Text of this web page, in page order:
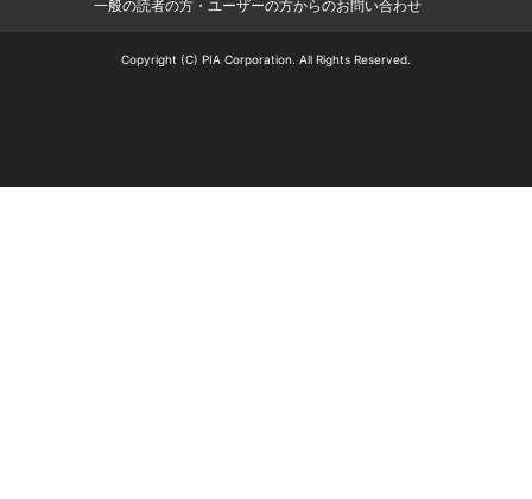
一般の読者の方・ユーザーの方からのお問い合わせ
Copyright (C) PIA Corporation. All Rights Reserved.